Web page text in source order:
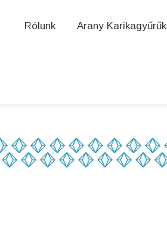
Rólunk Arany Karikagyűrűk